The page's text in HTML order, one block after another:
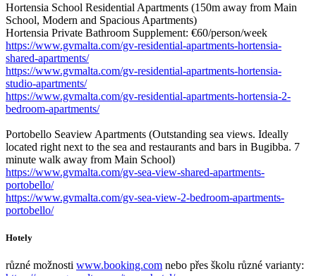
Hortensia School Residential Apartments (150m away from Main
School, Modern and Spacious Apartments)
Hortensia Private Bathroom Supplement: €60/person/week
https://www.gvmalta.com/gv-residential-apartments-hortensia-
shared-apartments/
https://www.gvmalta.com/gv-residential-apartments-hortensia-
studio-apartments/
https://www.gvmalta.com/gv-residential-apartments-hortensia-2-
bedroom-apartments/
Portobello Seaview Apartments (Outstanding sea views. Ideally
located right next to the sea and restaurants and bars in Bugibba. 7
minute walk away from Main School)
https://www.gvmalta.com/gv-sea-view-shared-apartments-
portobello/
https://www.gvmalta.com/gv-sea-view-2-bedroom-apartments-
portobello/
Hotely
různé možnosti www.booking.com nebo přes školu různé varianty: